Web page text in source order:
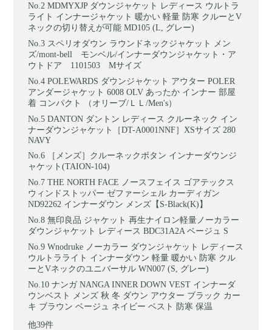
MDMYXJP ダウンジャケット レディース ウルトラ
ライト インナージャケット 暖かい 軽量 防寒 クルーとV
ネックの切り替えが可能 MD105 (L, グレー)
スペリオダウン ラウンドネックジャケット メン
ズ/mont-bell モンベル/インナーダウンジャケット・ア
ウトドア 1101503 Mサイズ
POLEWARDS ダウンジャケット アウター POLER
アンダージャケット 6008 OLV あったか インナー 部屋
着 コンパクト （オリーブ/ＬＬ/Men's）
DANTON ダントン レディース クルーネック イン
ナーダウンジャケット［DT-A0001NNF］XSサイズ 280
NAVY
［メンズ］クルーネックボタン インナーダウンジ
ャケット(TAION-104)
THE NORTH FACE ノースフェイス ゴアテックス
ウィンドストッパー ゼファーシェル カーディガン
ND92262 インナーダウン メンズ【S-Black(K)】
無印良品 ジャケット 再生ナイロン軽量ノーカラー
ダウンジャケット レディース BDC31A2A ベージュ S
Wnodruke ノーカラー ダウンジャケット レディース
ウルトラライト インナーダウン 軽量 暖かい 防寒 クル
ーとVネックのユニバーサル WN007 (S, グレー)
ナンガ NANGA INNER DOWN VEST インナーダ
ウンベスト メンズ 秋 冬 ダウン アウター ブラック カー
キ ブラウン ベージュ ネイビー ベスト 防寒 保温
他39件